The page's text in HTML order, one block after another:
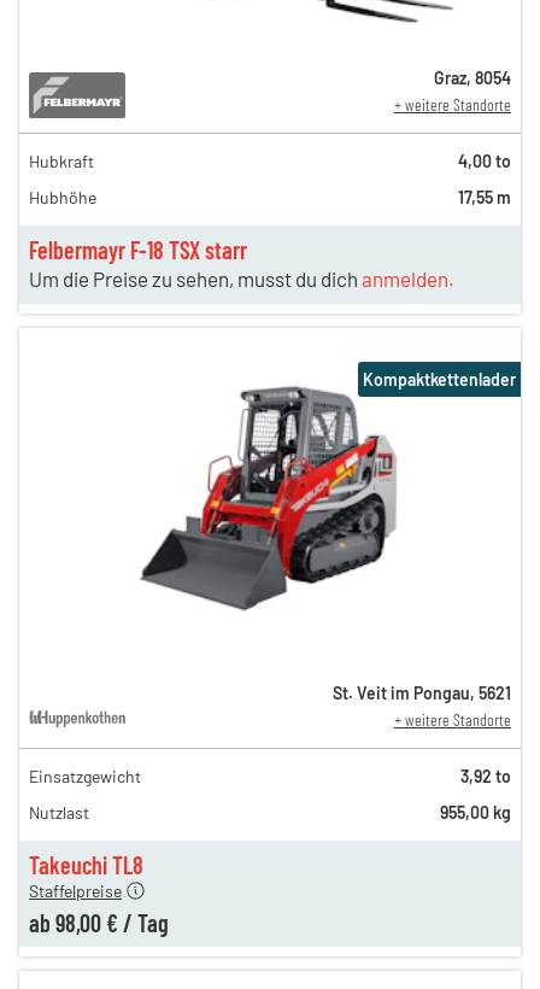
Felbermayr F-18 TSX starr
Um die Preise zu sehen, musst du dich anmelden.
Graz, 8054
+ weitere Standorte
Hubkraft
4,00 to
Hubhöhe
17,55 m
Takeuchi TL8
210,00 €
138,00 €
Staffelpreise
ab 98,00 € / Tag
Kompaktkettenlader
St. Veit im Pongau, 5621
+ weitere Standorte
Einsatzgewicht
3,92 to
Nutzlast
955,00 kg